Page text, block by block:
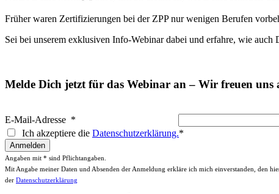
Früher waren Zertifizierungen bei der ZPP nur wenigen Berufen
Sei bei unserem exklusiven Info-Webinar dabei und erfahre, wie auch
Melde Dich jetzt für das Webinar an – Wir freuen uns
E-Mail-Adresse *
Ich akzeptiere die Datenschutzerklärung.*
Angaben mit * sind Pflichtangaben.
Mit Angabe meiner Daten und Absenden der Anmeldung erkläre ich mich einverstanden, den
der Datenschutzerklärung